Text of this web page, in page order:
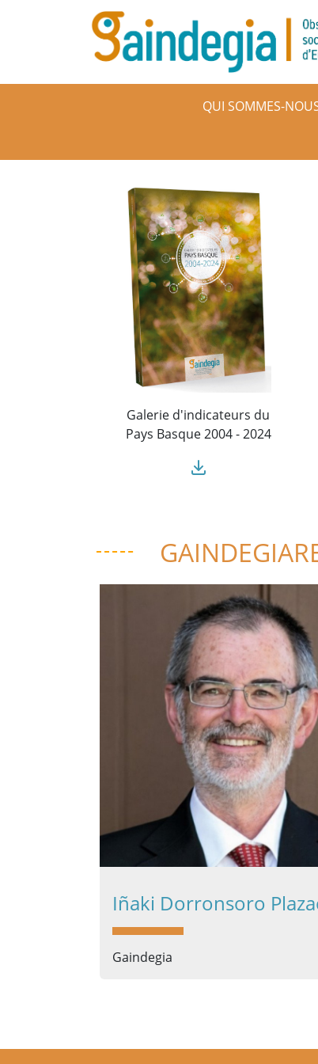
Aller au contenu principal
Navigation principale
QUI SOMMES-
Galerie d'indicateurs du
Pays Basque 2004 - 2024
Iñaki Dorronsoro
Gaindegia